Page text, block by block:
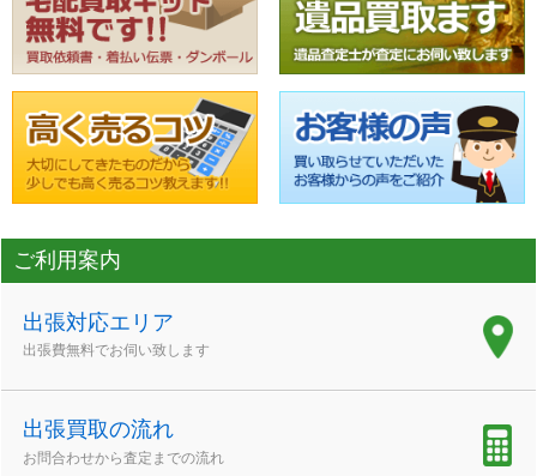
ご利用案内
出張対応エリア
出張費無料でお伺い致します
出張買取の流れ
お問合わせから査定までの流れ